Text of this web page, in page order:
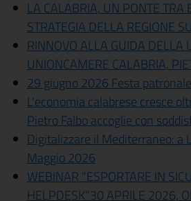
LA CALABRIA, UN PONTE
STRATEGIA DELLA REGIONE
RINNOVO ALLA GUIDA DELLA
UNIONCAMERE CALABRIA,
29 giugno 2026 Festa
L'economia calabrese cresce
Pietro Falbo accoglie con
Digitalizzare il Mediterraneo: a
Maggio 2026
WEBINAR "ESPORTARE IN
HELPDESK"30 APRILE 2026,